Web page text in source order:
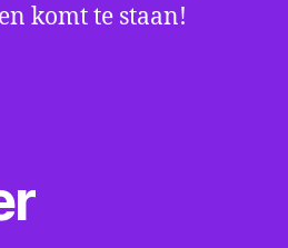
komt te staan!